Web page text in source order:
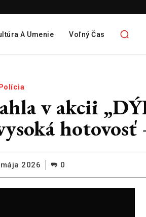
A Umenie Voľný Čas
v akcii
2026 0